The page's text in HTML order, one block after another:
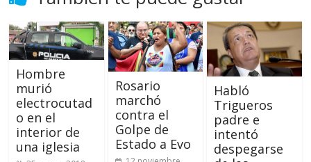
Hombre
murió
electrocutad
o en el
interior de
una iglesia
Rosario
marchó
contra el
Golpe de
Estado a Evo
Habló
Trigueros
padre e
intentó
despegarse